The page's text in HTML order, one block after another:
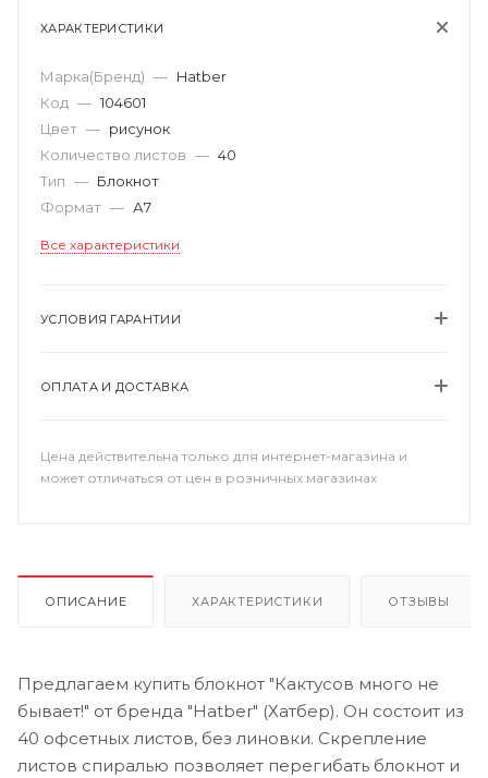
ХАРАКТЕРИСТИКИ
Марка(Бренд) — Hatber
Код — 104601
Цвет — рисунок
Количество листов — 40
Тип — Блокнот
Формат — А7
Все характеристики
УСЛОВИЯ ГАРАНТИИ
ОПЛАТА И ДОСТАВКА
Цена действительна только для интернет-магазина и
может отличаться от цен в розничных магазинах
ОПИСАНИЕ ХАРАКТЕРИСТИКИ ОТЗЫВЫ
Предлагаем купить блокнот "Кактусов много не
бывает!" от бренда "Hatber" (Хатбер). Он состоит из
40 офсетных листов, без линовки. Скрепление
листов спиралью позволяет перегибать блокнот и